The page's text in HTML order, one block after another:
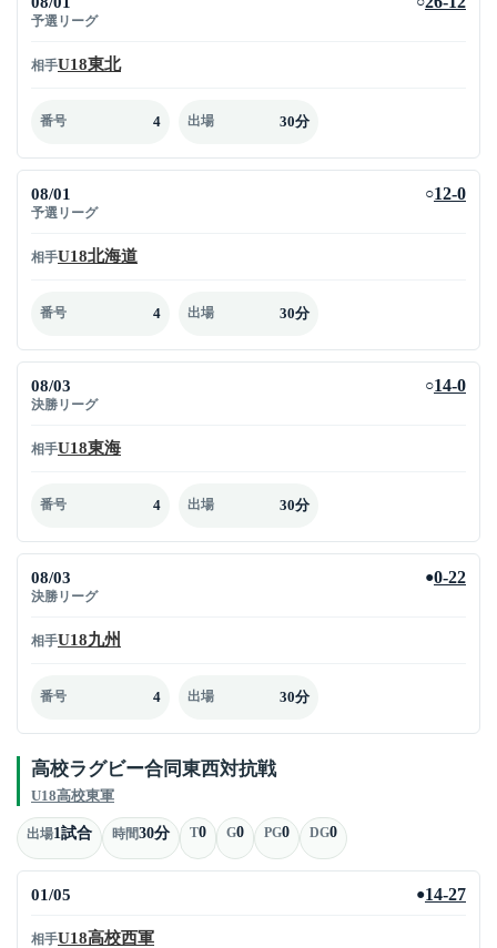
予選リーグ
相手U18東北
番号 4 出場 30分
08/01
予選リーグ
○12-0
相手U18北海道
番号 4 出場 30分
08/03
決勝リーグ
○14-0
相手U18東海
番号 4 出場 30分
08/03
決勝リーグ
●0-22
相手U18九州
番号 4 出場 30分
高校ラグビー合同東西対抗戦
U18高校東軍
出場1試合 時間30分 T0 G0 PG0 DG0
01/05 ●14-27
相手U18高校西軍